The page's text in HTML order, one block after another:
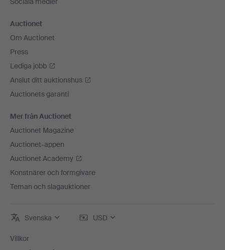
Auctionet
Om Auctionet
Press
Lediga jobb
Anslut ditt auktionshus
Auctionets garanti
Mer från Auctionet
Auctionet Magazine
Auctionet-appen
Auctionet Academy
Konstnärer och formgivare
Teman och slagauktioner
Svenska USD
Villkor